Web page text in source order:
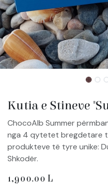
Kutia e Stineve
ChocoAlb Summer
nga 4 qytetet bregdetare
produkteve të tyre unike:
Shkodër.
1,900.00 L